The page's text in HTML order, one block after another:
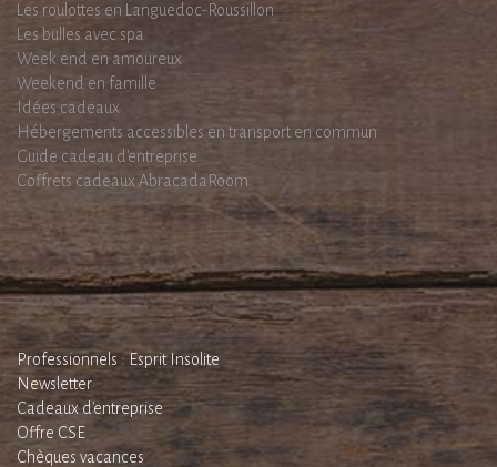
Les roulottes en Languedoc-Roussillon
Les bulles avec spa
Week end en amoureux
Weekend en famille
Idées cadeaux
Hébergements accessibles en transport en commun
Guide cadeau d'entreprise
Coffrets cadeaux AbracadaRoom
Professionnels : Esprit Insolite
Newsletter
Cadeaux d'entreprise
Offre CSE
Chèques vacances